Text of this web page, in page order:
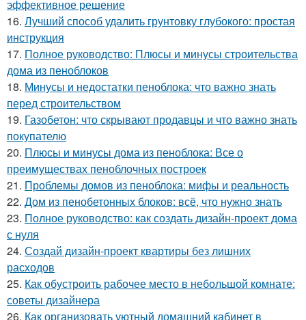
эффективное решение
16. Лучший способ удалить грунтовку глубокого: простая
инструкция
17. Полное руководство: Плюсы и минусы строительства
дома из пеноблоков
18. Минусы и недостатки пеноблока: что важно знать
перед строительством
19. Газобетон: что скрывают продавцы и что важно знать
покупателю
20. Плюсы и минусы дома из пеноблока: Все о
преимуществах пеноблочных построек
21. Проблемы домов из пеноблока: мифы и реальность
22. Дом из пенобетонных блоков: всё, что нужно знать
23. Полное руководство: как создать дизайн-проект дома
с нуля
24. Создай дизайн-проект квартиры без лишних
расходов
25. Как обустроить рабочее место в небольшой комнате:
советы дизайнера
26. Как организовать уютный домашний кабинет в